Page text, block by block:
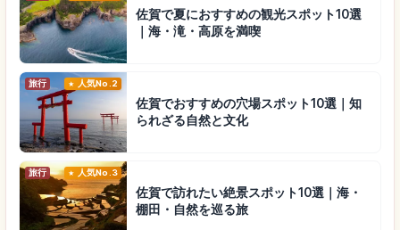
佐賀で夏におすすめの観光スポット10選
｜海・滝・高原を満喫
旅行 人気No.2
佐賀でおすすめの穴場スポット10選｜知
られざる自然と文化
旅行 人気No.3
佐賀で訪れたい絶景スポット10選｜海・
棚田・自然を巡る旅